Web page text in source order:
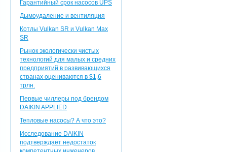
Гарантийный срок насосов UPS
Дымоудаление и вентиляция
Котлы Vulkan SR и Vulkan Max
SR
Рынок экологически чистых
технологий для малых и средних
предприятий в развивающихся
странах оцениваются в $1,6
трлн.
Первые чиллеры под брендом
DAIKIN APPLIED
Тепловые насосы? А что это?
Исследование DAIKIN
подтверждает недостаток